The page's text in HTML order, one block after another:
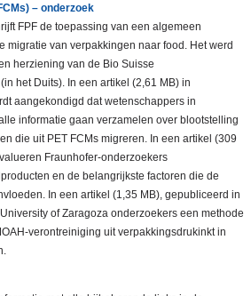
– onderzoek
FPF de toepassing van een algemeen
migratie van verpakkingen naar food. Het werd
herziening van de Bio Suisse
het Duits). In een artikel (2,61 MB) in
aangekondigd dat wetenschappers in
informatie gaan verzamelen over blootstelling
die uit PET FCMs migreren. In een artikel (309
Fraunhofer-onderzoekers
en de belangrijkste factoren die de
In een artikel (1,35 MB), gepubliceerd in
of Zaragoza onderzoekers een methode
verontreiniging uit verpakkingsdrukinkt in